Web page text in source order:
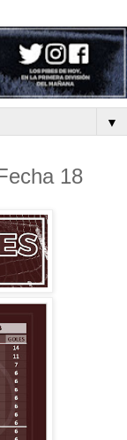
▼
18